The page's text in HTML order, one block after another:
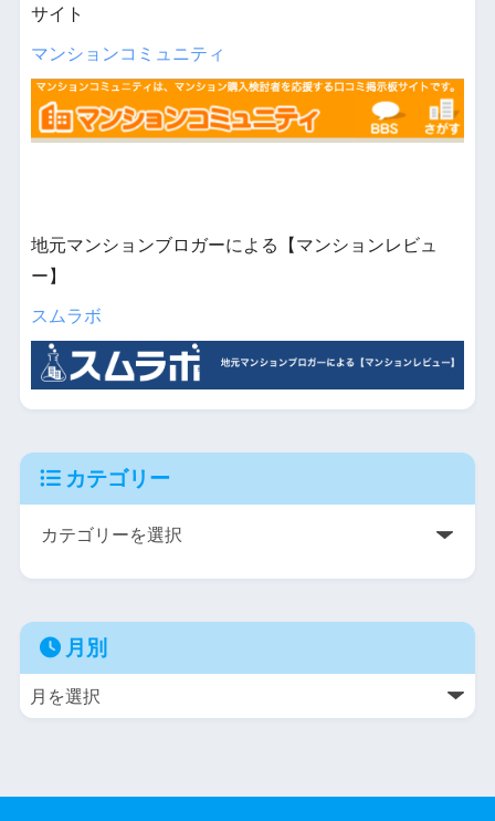
サイト
マンションコミュニティ
地元マンションブロガーによる【マンションレビュ
ー】
スムラボ
カテゴリー
月別